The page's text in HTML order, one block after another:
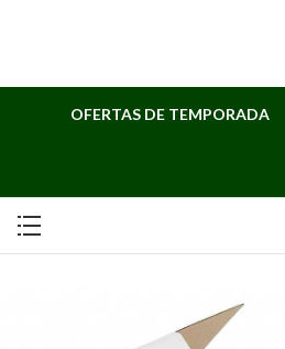
OFERTAS DE TEMPORADA